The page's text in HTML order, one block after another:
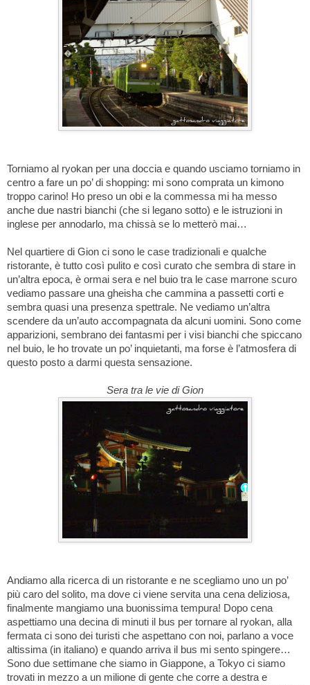
Torniamo al ryokan per una doccia e quando usciamo torniamo in
centro a fare un po’ di shopping: mi sono comprata un kimono
troppo carino! Ho preso un obi e la commessa mi ha messo
anche due nastri bianchi (che si legano sotto) e le istruzioni in
inglese per annodarlo, ma chissà se lo metterò mai…
Nel quartiere di Gion ci sono le case tradizionali e qualche
ristorante, è tutto così pulito e così curato che sembra di stare in
un’altra epoca, è ormai sera e nel buio tra le case marrone scuro
vediamo passare una gheisha che cammina a passetti corti e
sembra quasi una presenza spettrale. Ne vediamo un’altra
scendere da un’auto accompagnata da alcuni uomini. Sono come
apparizioni, sembrano dei fantasmi per i visi bianchi che spiccano
nel buio, le ho trovate un po’ inquietanti, ma forse è l’atmosfera di
questo posto a darmi questa sensazione.
Sera tra le vie di Gion
Andiamo alla ricerca di un ristorante e ne scegliamo uno un po’
più caro del solito, ma dove ci viene servita una cena deliziosa,
finalmente mangiamo una buonissima tempura! Dopo cena
aspettiamo una decina di minuti il bus per tornare al ryokan, alla
fermata ci sono dei turisti che aspettano con noi, parlano a voce
altissima (in italiano) e quando arriva il bus mi sento spingere…
Sono due settimane che siamo in Giappone, a Tokyo ci siamo
trovati in mezzo a un milione di gente che corre a destra e